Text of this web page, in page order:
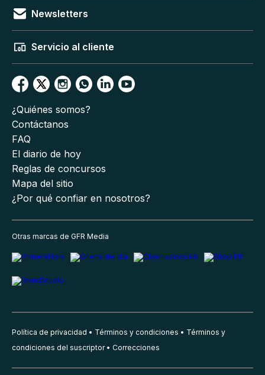
Newsletters
Servicio al cliente
¿Quiénes somos?
Contáctanos
FAQ
El diario de hoy
Reglas de concursos
Mapa del sitio
¿Por qué confiar en nosotros?
Otras marcas de GFR Media
Política de privacidad Términos y condiciones
Términos y
condiciones del suscriptor
Correcciones